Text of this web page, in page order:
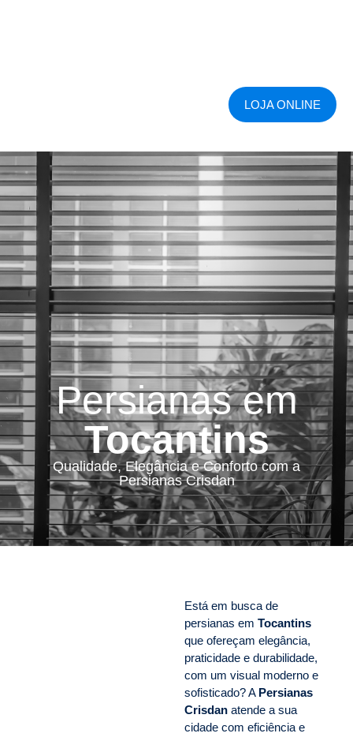
LOJA ONLINE
Persianas em
Tocantins
Qualidade, Elegância e Conforto com a
Persianas Crisdan
Está em busca de
persianas em Tocantins
que ofereçam elegância,
praticidade e durabilidade,
com um visual moderno e
sofisticado? A Persianas
Crisdan atende a sua
cidade com eficiência e